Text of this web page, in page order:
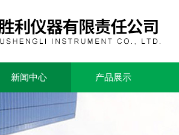
新闻中心 产品展示